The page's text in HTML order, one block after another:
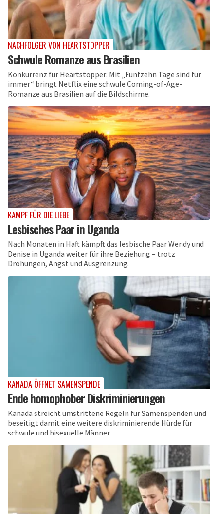
NACHFOLGER VON HEARTSTOPPER
Schwule Romanze aus Brasilien
Konkurrenz für Heartstopper: Mit „Fünfzehn Tage sind für
immer“ bringt Netflix eine schwule Coming-of-Age-
Romanze aus Brasilien auf die Bildschirme.
KAMPF FÜR DIE LIEBE
Lesbisches Paar in Uganda
Nach Monaten in Haft kämpft das lesbische Paar Wendy und
Denise in Uganda weiter für ihre Beziehung – trotz
Drohungen, Angst und Ausgrenzung.
KANADA ÖFFNET SAMENSPENDE
Ende homophober Diskriminierungen
Kanada streicht umstrittene Regeln für Samenspenden und
beseitigt damit eine weitere diskriminierende Hürde für
schwule und bisexuelle Männer.